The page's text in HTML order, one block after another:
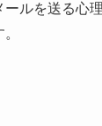
ルを送る心